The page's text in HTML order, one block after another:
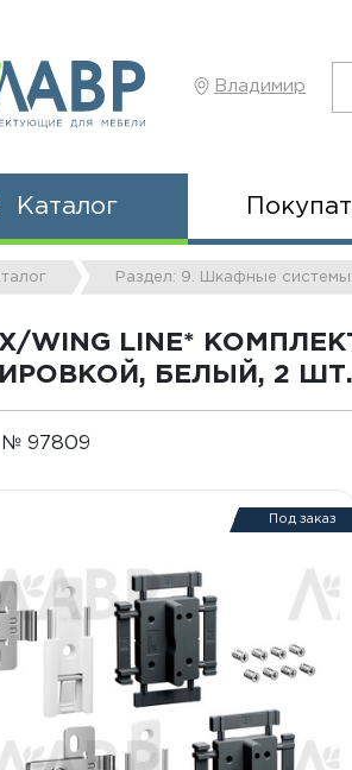
Владимир
Каталог
Раздел: 9. Шкафные
WING LINE*
БЕЛЫЙ, 2
97809
Под заказ